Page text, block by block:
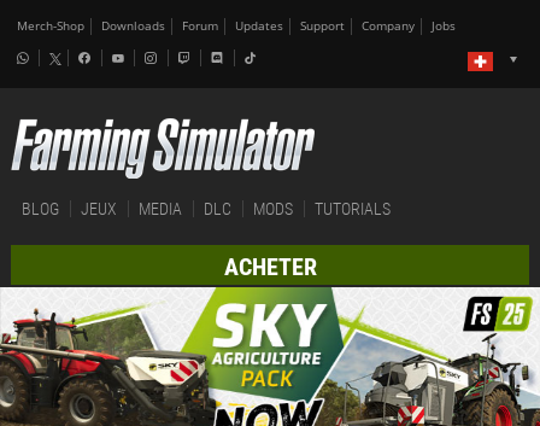
Merch-Shop Downloads Forum Updates Support Company Jobs
BLOG JEUX MEDIA DLC MODS TUTORIALS
ACHETER